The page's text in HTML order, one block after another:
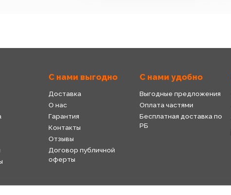
С нами выгодно
Доставка
О нас
Гарантия
Контакты
Отзывы
Договор публичной
оферты
С нами удобно
Выгодные предложения
Оплата частями
Бесплатная доставка по
РБ